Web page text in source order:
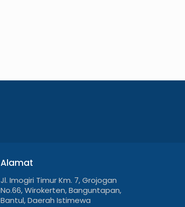
Alamat
Jl. Imogiri Timur Km. 7, Grojogan
No.66, Wirokerten, Banguntapan,
Bantul, Daerah Istimewa